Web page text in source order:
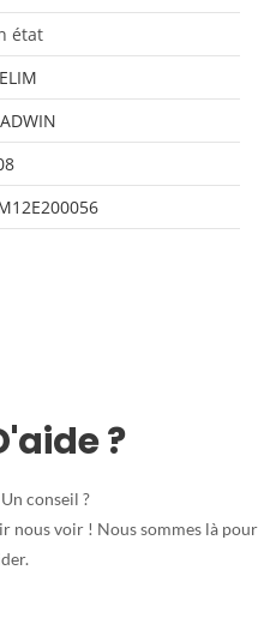
état
?
conseil ?
nous voir ! Nous sommes là pour